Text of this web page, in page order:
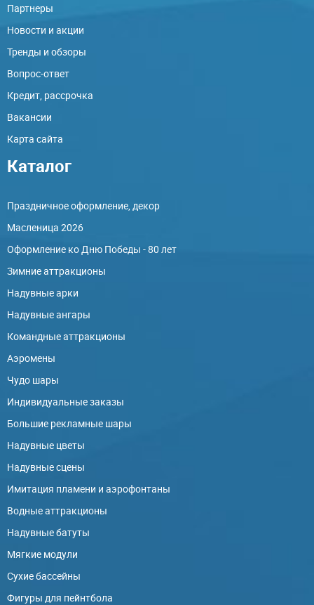
Партнеры
Новости и акции
Тренды и обзоры
Вопрос-ответ
Кредит, рассрочка
Вакансии
Карта сайта
Каталог
Праздничное оформление, декор
Масленица 2026
Оформление ко Дню Победы - 80 лет
Зимние аттракционы
Надувные арки
Надувные ангары
Командные аттракционы
Аэромены
Чудо шары
Индивидуальные заказы
Большие рекламные шары
Надувные цветы
Надувные сцены
Имитация пламени и аэрофонтаны
Водные аттракционы
Надувные батуты
Мягкие модули
Сухие бассейны
Фигуры для пейнтбола